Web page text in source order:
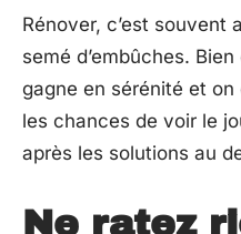
Rénover, c’est souvent
semé d’embûches.
gagne en sérénité et
les chances de voir le
après les solutions au
Ne ratez